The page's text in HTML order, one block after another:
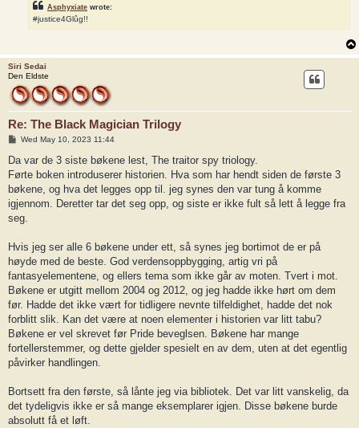
Asphyxiate wrote:
#justice4Glûg!!
Siri Sedai
Den Eldste
Re: The Black Magician Trilogy
P
s
Wed May 10, 2023 11:44
Da var de 3 siste bøkene lest, The traitor spy triology.
Førte boken introduserer historien. Hva som har hendt siden de første 3
bøkene, og hva det legges opp til. jeg synes den var tung å komme
igjennom. Deretter tar det seg opp, og siste er ikke fult så lett å legge fra
seg.
Hvis jeg ser alle 6 bøkene under ett, så synes jeg bortimot de er på
høyde med de beste. God verdensoppbygging, artig vri på
fantasyelementene, og ellers tema som ikke går av moten. Tvert i mot.
Bøkene er utgitt mellom 2004 og 2012, og jeg hadde ikke hørt om dem
før. Hadde det ikke vært for tidligere nevnte tilfeldighet, hadde det nok
forblitt slik. Kan det være at noen elementer i historien var litt tabu?
Bøkene er vel skrevet før Pride beveglsen. Bøkene har mange
fortellerstemmer, og dette gjelder spesielt en av dem, uten at det egentlig
påvirker handlingen.
Bortsett fra den første, så lånte jeg via bibliotek. Det var litt vanskelig, da
det tydeligvis ikke er så mange eksemplarer igjen. Disse bøkene burde
absolutt få et løft.